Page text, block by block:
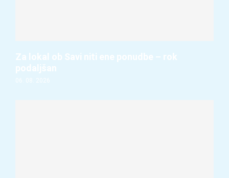
Za lokal ob Savi niti ene ponudbe – rok
podaljšan
06. 08. 2026